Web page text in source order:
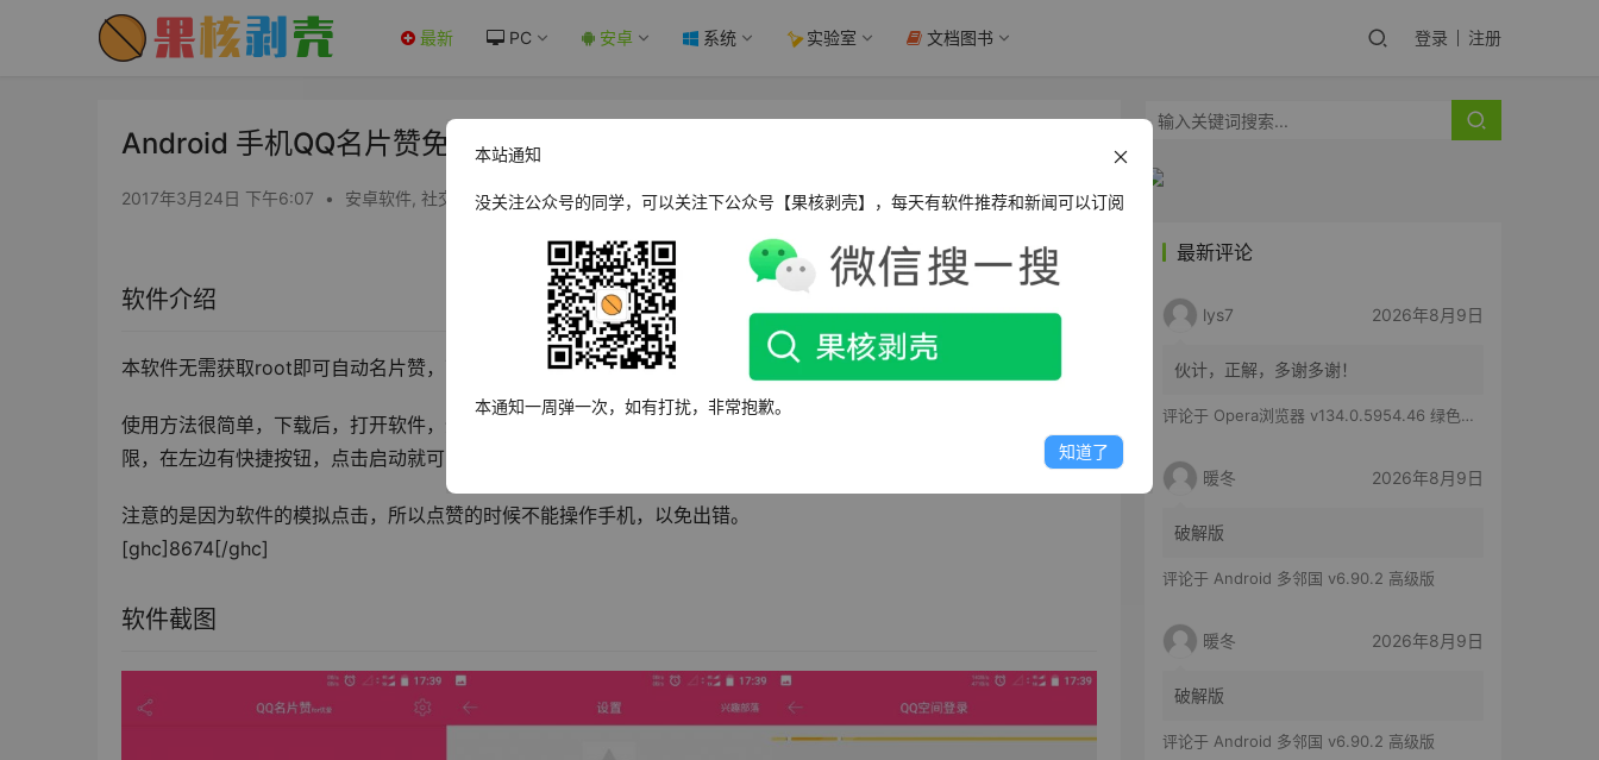
最新 PC 安卓 系统 实验室 文档图书 登录 注册
Android 手机QQ名片赞免ROOT - 果核剥壳
2017年3月24日 下午6:07 • 安卓软件 社交娱乐
软件介绍
本软件无需获取root即可自动名片赞，可以选择指定好友名片赞。需要给予屏幕读取的权限。
使用方法很简单，下载后，打开软件，登陆QQ，使用的是QQ空间登陆，所以还是比较安全的，如果给了悬浮窗权
限，在左边有快捷按钮，点击启动就可以自动给好友点赞了。
注意的是因为软件的模拟点击，所以点赞的时候不能操作手机，以免出错。
[ghc]8674[/ghc]
软件截图
最新评论
lys7 2026年8月9日
伙计，正解，多谢多谢！
评论于 Opera浏览器 v134.0.5954.46 绿色便携版
暖冬 2026年8月9日
破解版
评论于 Android 多邻国 v6.90.2 高级版
暖冬 2026年8月9日
破解版
评论于 Android 多邻国 v6.90.2 高级版
本站通知
没关注公众号的同学，可以关注下公众号【果核剥壳】，每天有软件推荐和新闻可以订阅
本通知一周弹一次，如有打扰，非常抱歉。
知道了